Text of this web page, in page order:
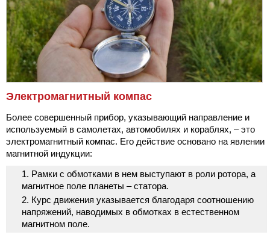
Электромагнитный компас
Более совершенный прибор, указывающий направление и
используемый в самолетах, автомобилях и кораблях, – это
электромагнитный компас. Его действие основано на явлении
магнитной индукции:
Рамки с обмотками в нем выступают в роли ротора, а
магнитное поле планеты – статора.
Курс движения указывается благодаря соотношению
напряжений, наводимых в обмотках в естественном
магнитном поле.